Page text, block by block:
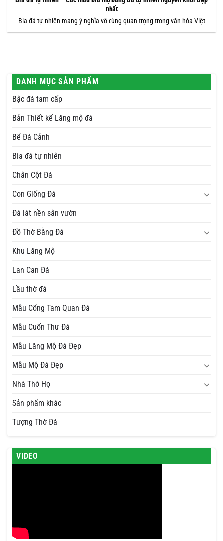
nhất
Bia đá tự nhiên mang ý nghĩa vô cùng quan trọng trong văn hóa Việt
DANH MỤC SẢN PHẨM
Bậc đá tam cấp
Bản Thiết kế Lăng mộ đá
Bể Đá Cảnh
Bia đá tự nhiên
Chân Cột Đá
Con Giống Đá
Đá lát nền sân vườn
Đồ Thờ Bằng Đá
Khu Lăng Mộ
Lan Can Đá
Lầu thờ đá
Mẫu Cổng Tam Quan Đá
Mẫu Cuốn Thư Đá
Mẫu Lăng Mộ Đá Đẹp
Mẫu Mộ Đá Đẹp
Nhà Thờ Họ
Sản phẩm khác
Tượng Thờ Đá
VIDEO